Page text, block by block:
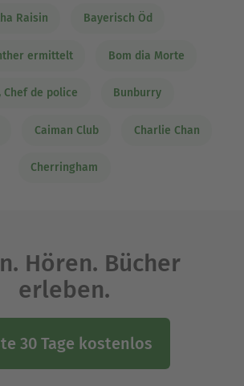
Raisin Bayerisch Öd
ermittelt Bom dia Morte
Chef de police Bunburry
Caiman Club Charlie Chan
Cherringham
Hören. Bücher
erleben.
30 Tage kostenlos